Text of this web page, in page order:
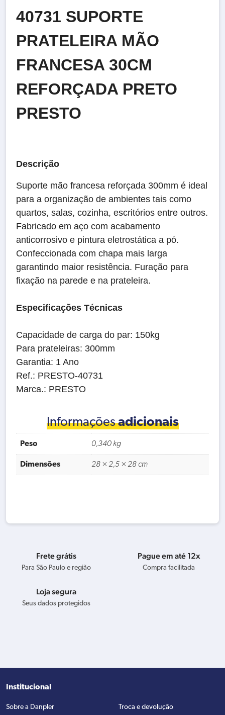
40731 SUPORTE
PRATELEIRA MÃO
FRANCESA 30CM
REFORÇADA PRETO
PRESTO
Descrição
Suporte mão francesa reforçada 300mm é ideal
para a organização de ambientes tais como
quartos, salas, cozinha, escritórios entre outros.
Fabricado em aço com acabamento
anticorrosivo e pintura eletrostática a pó.
Confeccionada com chapa mais larga
garantindo maior resistência. Furação para
fixação na parede e na prateleira.
Especificações Técnicas
Capacidade de carga do par: 150kg
Para prateleiras: 300mm
Garantia: 1 Ano
Ref.: PRESTO-40731
Marca.: PRESTO
Informaçõesadicionais
Peso 0,340 kg
Dimensões 28 × 2,5 × 28 cm
Frete grátis
Para São Paulo e região
Pague em até 12x
Compra facilitada
Loja segura
Seus dados protegidos
Institucional
Sobre a Danpler
Troca e devolução